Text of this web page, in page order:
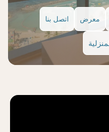
معرض اتصل بنا